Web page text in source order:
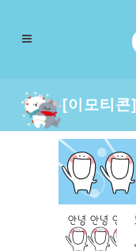
[이모티콘